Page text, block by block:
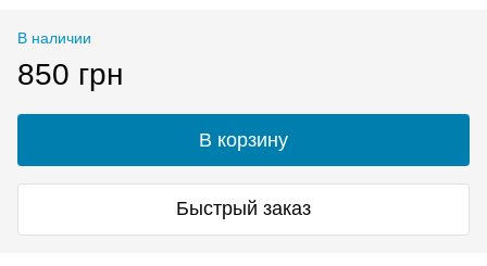
В наличии
850 грн
В корзину
Быстрый заказ